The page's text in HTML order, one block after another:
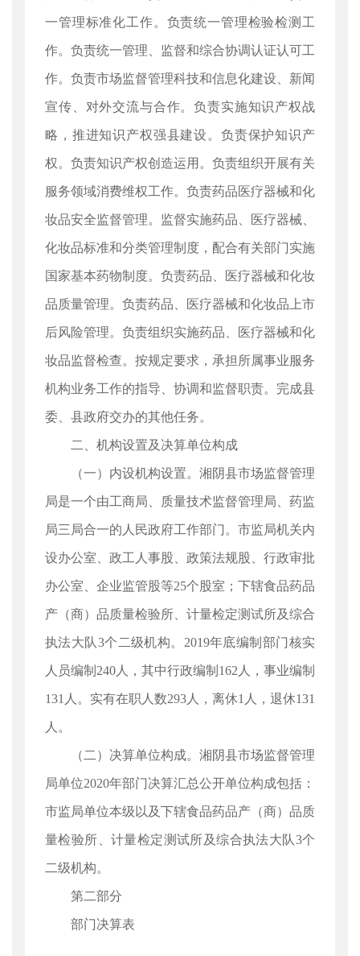
一管理标准化工作。负责统一管理检验检测工
作。负责统一管理、监督和综合协调认证认可工
作。负责市场监督管理科技和信息化建设、新闻
宣传、对外交流与合作。负责实施知识产权战
略，推进知识产权强县建设。负责保护知识产
权。负责知识产权创造运用。负责组织开展有关
服务领域消费维权工作。负责药品医疗器械和化
妆品安全监督管理。监督实施药品、医疗器械、
化妆品标准和分类管理制度，配合有关部门实施
国家基本药物制度。负责药品、医疗器械和化妆
品质量管理。负责药品、医疗器械和化妆品上市
后风险管理。负责组织实施药品、医疗器械和化
妆品监督检查。按规定要求，承担所属事业服务
机构业务工作的指导、协调和监督职责。完成县
委、县政府交办的其他任务。
二、机构设置及决算单位构成
（一）内设机构设置。湘阴县市场监督管理
局是一个由工商局、质量技术监督管理局、药监
局三局合一的人民政府工作部门。市监局机关内
设办公室、政工人事股、政策法规股、行政审批
办公室、企业监管股等25个股室；下辖食品药品
产（商）品质量检验所、计量检定测试所及综合
执法大队3个二级机构。2019年底编制部门核实
人员编制240人，其中行政编制162人，事业编制
131人。实有在职人数293人，离休1人，退休131
人。
（二）决算单位构成。湘阴县市场监督管理
局单位2020年部门决算汇总公开单位构成包括：
市监局单位本级以及下辖食品药品产（商）品质
量检验所、计量检定测试所及综合执法大队3个
二级机构。
第二部分
部门决算表